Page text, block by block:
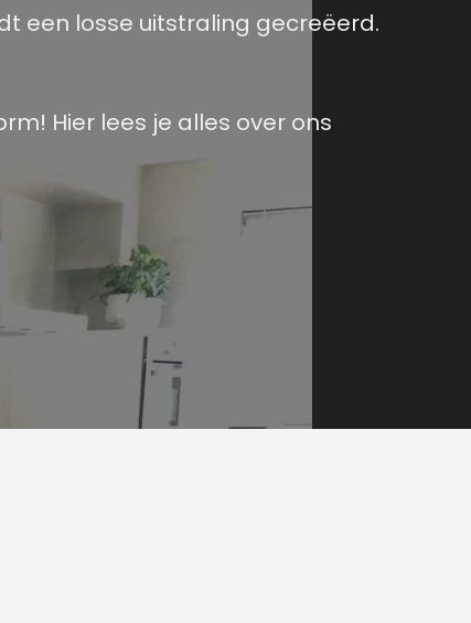
een losse uitstraling gecreëerd.
Hier lees je alles over ons